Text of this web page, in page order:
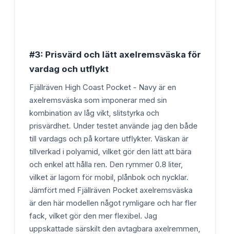
#3: Prisvärd och lätt axelremsväska för
vardag och utflykt
Fjällräven High Coast Pocket - Navy är en
axelremsväska som imponerar med sin
kombination av låg vikt, slitstyrka och
prisvärdhet. Under testet använde jag den både
till vardags och på kortare utflykter. Väskan är
tillverkad i polyamid, vilket gör den lätt att bära
och enkel att hålla ren. Den rymmer 0.8 liter,
vilket är lagom för mobil, plånbok och nycklar.
Jämfört med Fjällräven Pocket axelremsväska
är den här modellen något rymligare och har fler
fack, vilket gör den mer flexibel. Jag
uppskattade särskilt den avtagbara axelremmen,